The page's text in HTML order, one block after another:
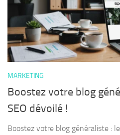
MARKETING
Boostez votre blog
SEO dévoilé !
Boostez votre blog généraliste :